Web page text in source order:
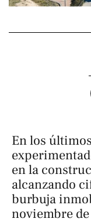
En los
en la
alcanzando
burbuja
noviembre